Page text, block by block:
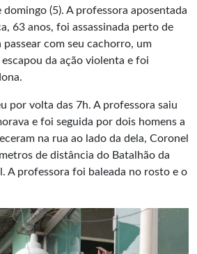
(5). A professora aposentada
63 anos, foi assassinada perto de
passear com seu cachorro, um
da ação violenta e foi
por volta das 7h. A professora saiu
e foi seguida por dois homens a
na rua ao lado da dela, Coronel
de distância do Batalhão da
A professora foi baleada no rosto e o